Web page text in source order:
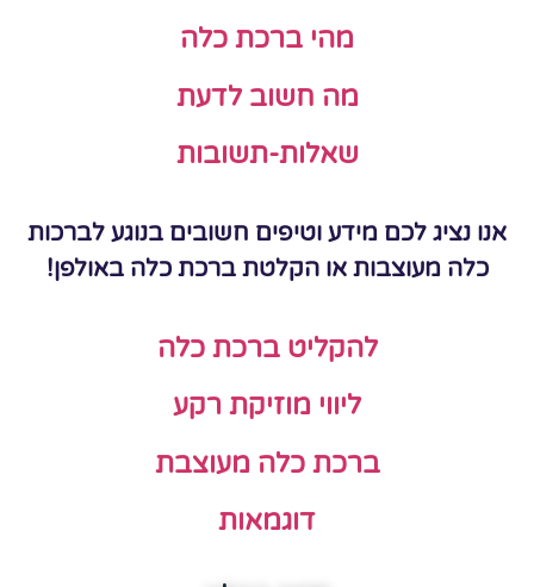
מהי ברכת כלה
מה חשוב לדעת
שאלות-תשובות
אנו נציג לכם מידע וטיפים חשובים בנוגע לברכות
כלה מעוצבות או הקלטת ברכת כלה באולפן!
להקליט ברכת כלה
ליווי מוזיקת רקע
ברכת כלה מעוצבת
דוגמאות